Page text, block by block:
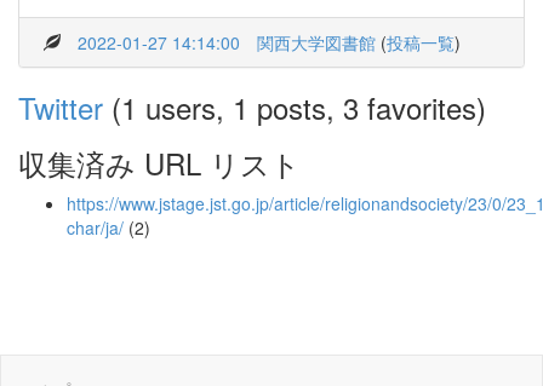
2022-01-27 14:14:00 関西大学図書館 (投稿一覧)
Twitter (1 users, 1 posts, 3 favorites)
収集済み URL リスト
https://www.jstage.jst.go.jp/article/religionandsociety/23/0/
char/ja/ (2)